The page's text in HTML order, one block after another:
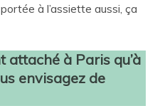
à l’assiette aussi, ça
attaché à Paris qu’à
envisagez de